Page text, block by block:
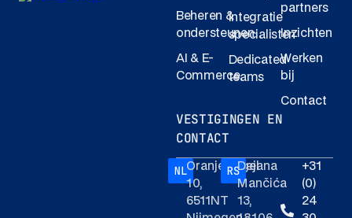
Beheren &
ondersteunen
AI & E-
Commerce
Integratie
specialisten
Dedicated
teams
partners
Inzichten
Werken
bij
Contact
VESTIGINGEN EN
CONTACT
Oranjesingel
10,
6511NT
Dejana
Mančića
13,
+31
(0)
24